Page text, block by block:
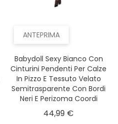
ANTEPRIMA
Babydoll Sexy Bianco Con
Cinturini Pendenti Per Calze
In Pizzo E Tessuto Velato
Semitrasparente Con Bordi
Neri E Perizoma Coordi
44,99 €